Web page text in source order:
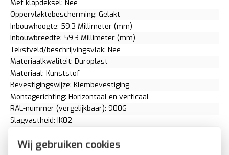
Wij gebruiken cookies
Met klapdeksel: Nee
Oppervlaktebescherming: Gelakt
Inbouwhoogte: 59,3 Millimeter (mm)
Inbouwbreedte: 59,3 Millimeter (mm)
Tekstveld/beschrijvingsvlak: Nee
Materiaalkwaliteit: Duroplast
Materiaal: Kunststof
Bevestigingswijze: Klembevestiging
Montagerichting: Horizontaal en verticaal
RAL-nummer (vergelijkbaar): 9006
Slagvastheid: IK02
Geschikt voor vloerpot: Nee